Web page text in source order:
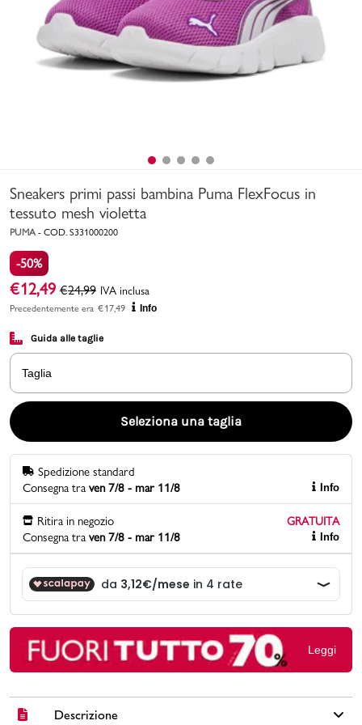
Bambino
Marchi
Promo & News
contatti
Gift card
Sneakers primi passi bambina Puma FlexFocus in
tessuto mesh violetta
PUMA - COD. S331000200
-50%
€12,49 €24,99 IVA inclusa
Precedentemente era €17,49 Info
Guida alle taglie
Taglia
Seleziona una taglia
Spedizione standard
Consegna tra ven 7/8 - mar 11/8 Info
Ritira in negozio
GRATUITA
Consegna tra ven 7/8 - mar 11/8 Info
Leggi
Descrizione